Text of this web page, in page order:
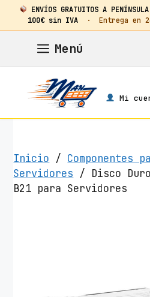
ENVÍOS GRATUITOS A PENÍNSULA
100€ sin IVA· Entrega en
contenido
Menú
Mi
Inicio / Componentes
Servidores / Disco Duro
B21 para Servidores